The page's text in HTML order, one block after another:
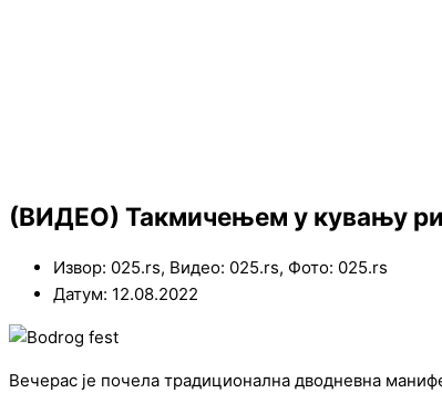
(ВИДЕО) Такмичењем у кувању
Извор: 025.rs, Видео: 025.rs, Фото: 025.rs
Датум: 12.08.2022
Вечерас је почела традиционална дводневна